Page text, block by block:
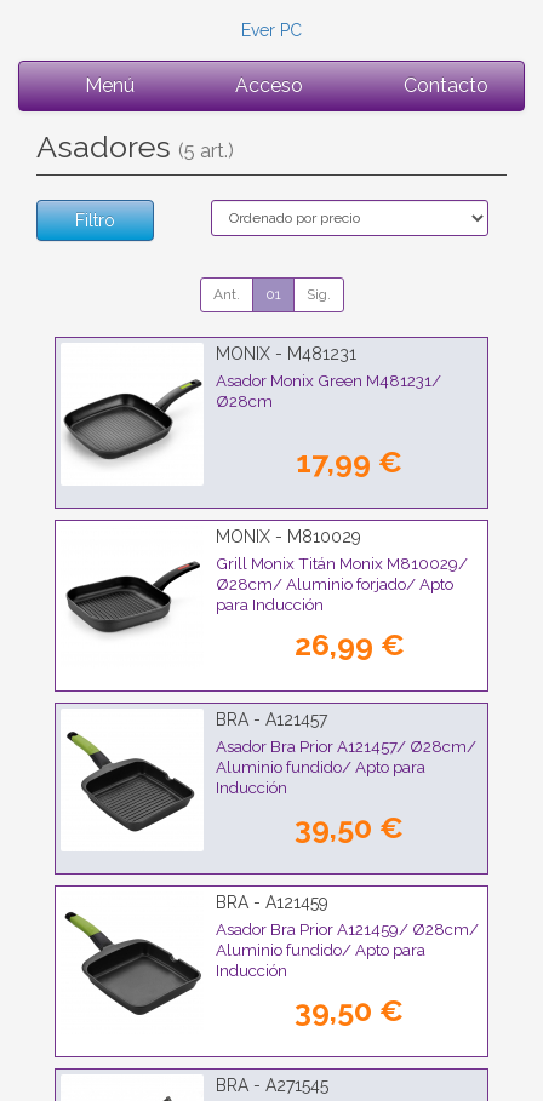
Ever PC
Menú Acceso Contacto
Asadores (5 art.)
Filtro
Ant. 01 Sig.
MONIX - M481231
Asador Monix Green M481231/
Ø28cm
17,99 €
MONIX - M810029
Grill Monix Titán Monix M810029/
Ø28cm/ Aluminio forjado/ Apto
para Inducción
26,99 €
BRA - A121457
Asador Bra Prior A121457/ Ø28cm/
Aluminio fundido/ Apto para
Inducción
39,50 €
BRA - A121459
Asador Bra Prior A121459/ Ø28cm/
Aluminio fundido/ Apto para
Inducción
39,50 €
BRA - A271545